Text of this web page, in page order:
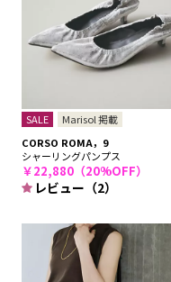
SALE
Marisol 掲載
CORSO ROMA，9
シャーリングパンプス
￥22,880（20%OFF）
レビュー（2）